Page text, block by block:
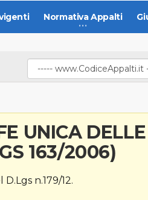
Normativa Appalti
UNICA
163/2006)
n.179/12.